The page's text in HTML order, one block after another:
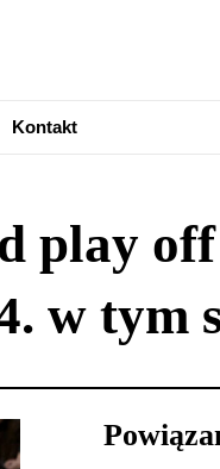
Kontakt
play
w tym